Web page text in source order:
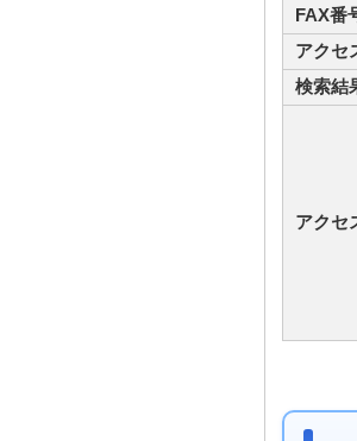
FAX番
アクセ
検索結
アクセ